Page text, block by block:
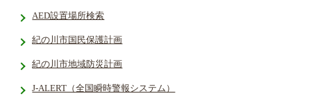
AED設置場所検索
紀の川市国民保護計画
紀の川市地域防災計画
J-ALERT（全国瞬時警報システム）